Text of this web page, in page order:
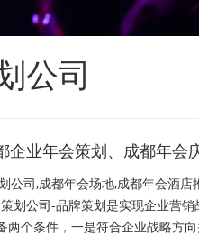
公司
企业年会策划、成都年会
会节目演出、成都年会活
年会现场搭建公司，成都
年会策划方案详细流程，
公司,成都年会场地,成都年会酒店
划公司-品牌策划是实现企业营
两个条件，一是符合企业战略方